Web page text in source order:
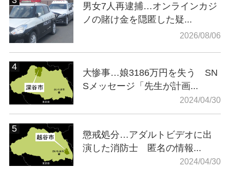
男女7人再逮捕…オンラインカジ
ノの賭け金を隠匿した疑...
2026/08/06
大惨事…娘3186万円を失う SN
Sメッセージ「先生が計画...
2024/04/30
懲戒処分…アダルトビデオに出
演した消防士 匿名の情報...
2024/04/30